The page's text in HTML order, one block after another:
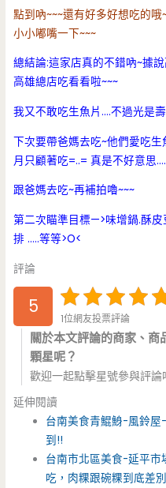
點到吶~~~還有好多好想吃的哦
小小嘟嘴一下~~~
總結論:這家店真的不錯吶~據
高雄總店吃看看啦~~~
我又不敢吃生魚片….不過光是
下次要帶爸媽去吃~他們愛吃
月只顧著吃=..= 真是不好意思….
跟爸媽去吃~再補拍嚕~~~
第二次瞄準目標—>味增鍋.酥
排 …..等等>O<
評論
5
1位網友投票評論
關於本文評論的商家、商
顆星呢？
歡迎一起點擊星號參與評論
延伸閱讀
台南美食青鯤鯓-風鈴
到!!
台南市北區美食-延平
吃，肉粿跟碗粿到底差